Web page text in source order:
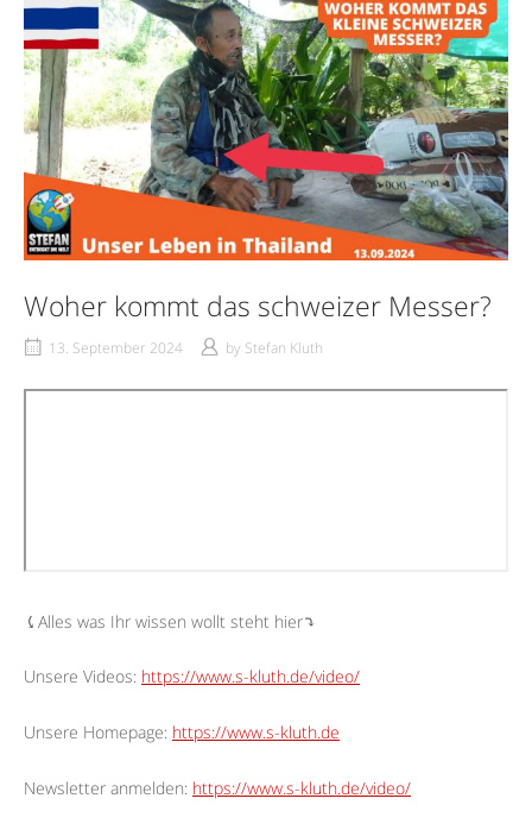
Woher kommt das schweizer Messer?
13. September 2024 by Stefan Kluth
⤹Alles was Ihr wissen wollt steht hier⤵︎
Unsere Videos: https://www.s-kluth.de/video/
Unsere Homepage: https://www.s-kluth.de
Newsletter anmelden: https://www.s-kluth.de/video/